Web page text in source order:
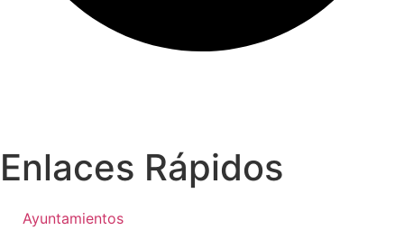
Enlaces Rápidos
Ayuntamientos